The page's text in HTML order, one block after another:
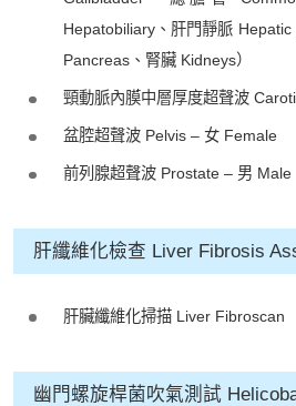
Hepatobiliary、肝門靜脈
Pancreas、腎臟 Kidneys）
頸動脈內膜中層厚度超聲波
盆腔超聲波 Pelvis – 女 Female
前列腺超聲波 Prostate – 男 Male
肝纖維化檢查 Liver Fibrosis
肝臟纖維化掃描 Liver Fibroscan
幽門螺旋桿菌吹氣測試